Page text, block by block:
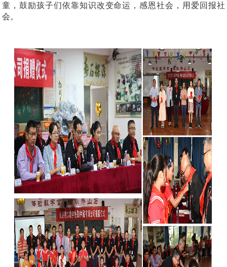
童，鼓励孩子们依靠知识改变命运，感恩社会，用爱回报社
会。